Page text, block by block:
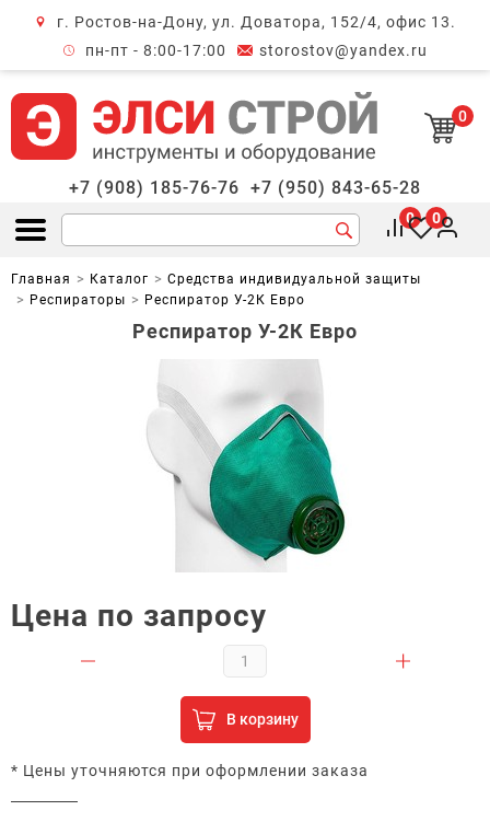
г. Ростов-на-Дону, ул. Доватора, 152/4, офис 13.
пн-пт - 8:00-17:00
storostov@yandex.ru
0
+7 (908) 185-76-76 +7 (950) 843-65-28
Открыть меню
0 0
Главная Каталог
Средства индивидуальной защиты
Респираторы
Респиратор У-2К Евро
Респиратор У-2К Евро
Цена по запросу
В корзину
* Цены уточняются при оформлении заказа